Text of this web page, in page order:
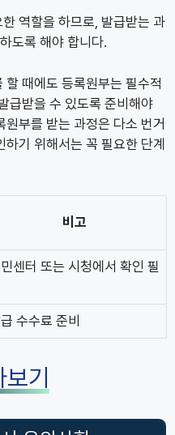
역할을 하므로, 발급받는 과
도록 해야 합니다.
때에도 등록원부는 필수적
급받을 수 있도록 준비해야
부를 받는 과정은 다소 번거
기 위해서는 꼭 필요한 단계
비고
센터 또는 시청에서 확인 필
수수료 준비
기